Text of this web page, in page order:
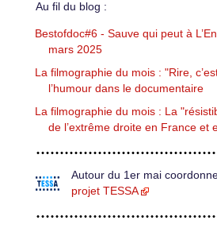
Au fil du blog :
Bestofdoc#6 - Sauve qui peut à
mars 2025
La filmographie du mois : "Rire,
l’humour dans le documentaire
La filmographie du mois : La
de l’extrême droite en France et
Autour du 1er mai
projet TESSA